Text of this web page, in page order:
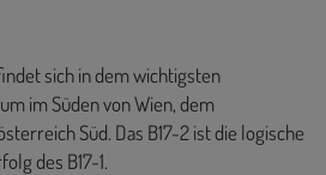
sich in dem wichtigsten
im Süden von Wien, dem
Süd. Das B17-2 ist die logische
des B17-1.